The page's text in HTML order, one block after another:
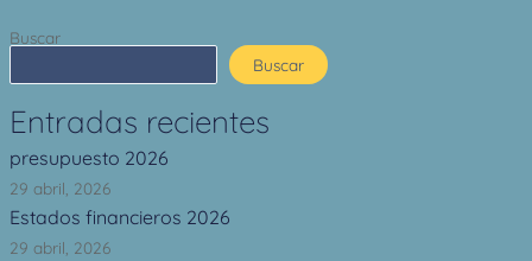
Buscar
Buscar
Entradas recientes
presupuesto 2026
29 abril, 2026
Estados financieros 2026
29 abril, 2026